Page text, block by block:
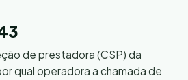
de prestadora (CSP) da
qual operadora a chamada de